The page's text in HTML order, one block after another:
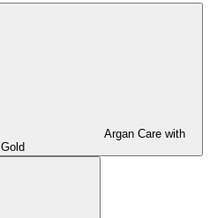
Argan Care with
Gold